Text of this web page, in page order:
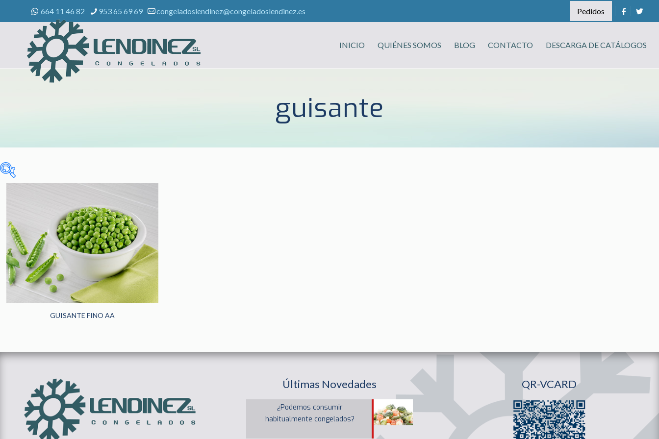
664 11 46 82 953 65 69 69 congeladoslendinez@congeladoslendinez.es Pedidos
INICIO QUIÉNES SOMOS BLOG CONTACTO DESCARGA DE CATÁLOGOS
guisante
(3)
HOGAR(185)
HORECA (242)
PANADERÍA Y
PASTELERÍA
(48)
GUISANTE FINO AA
Últimas Novedades
¿Podemos consumir
habitualmente congelados?
QR-VCARD